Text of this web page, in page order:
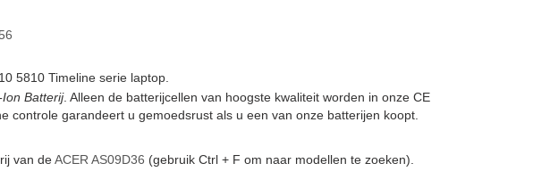
5810 Timeline serie laptop.
Batterij. Alleen de batterijcellen van hoogste kwaliteit worden in onze CE
controle garandeert u gemoedsrust als u een van onze batterijen koopt.
van deACER AS09D36 (gebruik Ctrl + F om naar modellen te zoeken).